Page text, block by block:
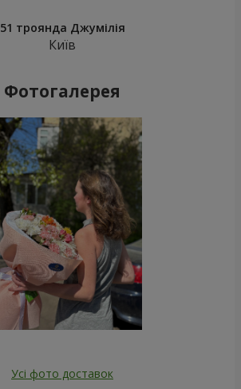
51 троянда Джумілія
Київ
Фотогалерея
Усі фото доставок